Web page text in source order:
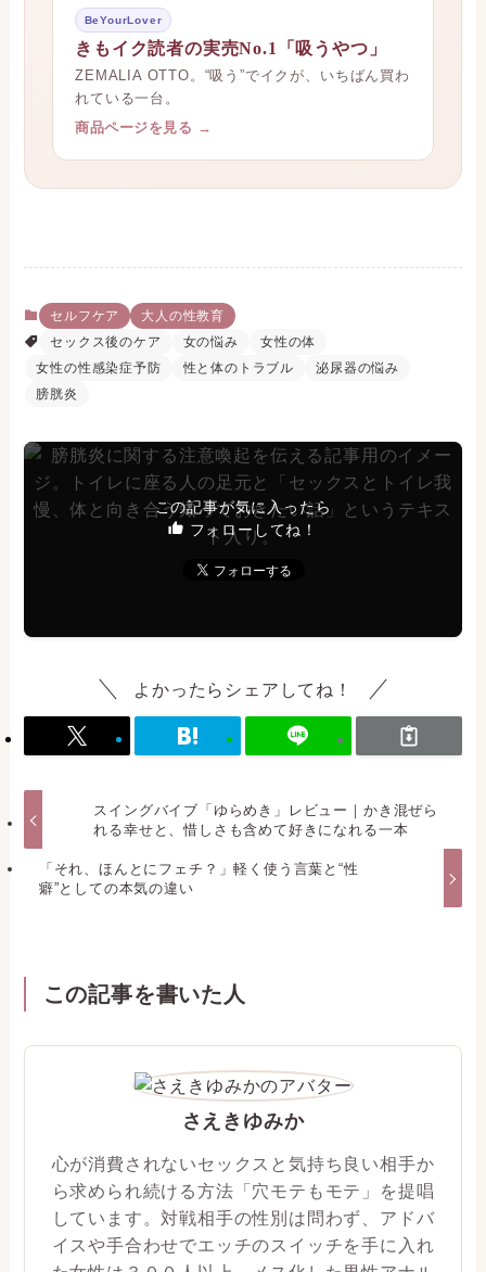
BeYourLover
きもイク読者の実売No.1「吸うやつ」
ZEMALIA OTTO。“吸う”でイクが、いちばん買わ
れている一台。
商品ページを見る →
セルフケア
大人の性教育
セックス後のケア
女の悩み
女性の体
女性の性感染症予防
性と体のトラブル
泌尿器の悩み
膀胱炎
この記事が気に入ったら
フォローしてね！
よかったらシェアしてね！
スイングバイブ「ゆらめき」レビュー｜かき混ぜら
れる幸せと、惜しさも含めて好きになれる一本
「それ、ほんとにフェチ？」軽く使う言葉と“性
癖”としての本気の違い
この記事を書いた人
さえきゆみか
心が消費されないセックスと気持ち良い相手か
ら求められ続ける方法「穴モテもモテ」を提唱
しています。対戦相手の性別は問わず、アドバ
イスや手合わせでエッチのスイッチを手に入れ